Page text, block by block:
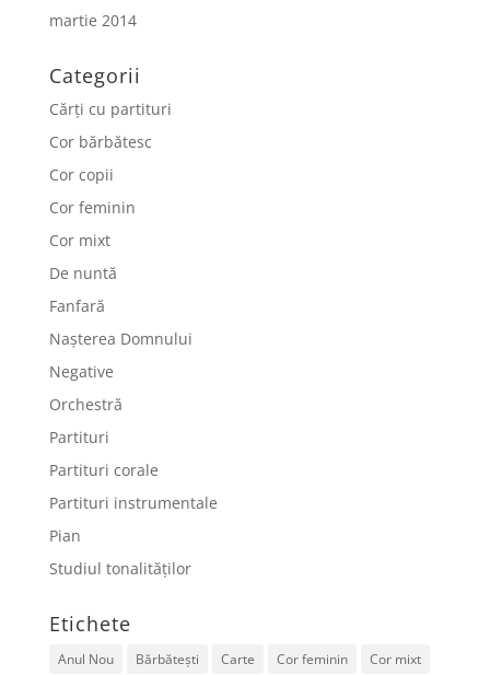
martie 2014
Categorii
Cărți cu partituri
Cor bărbătesc
Cor copii
Cor feminin
Cor mixt
De nuntă
Fanfară
Nașterea Domnului
Negative
Orchestră
Partituri
Partituri corale
Partituri instrumentale
Pian
Studiul tonalităților
Etichete
Anul Nou Bărbătești Carte Cor feminin Cor mixt